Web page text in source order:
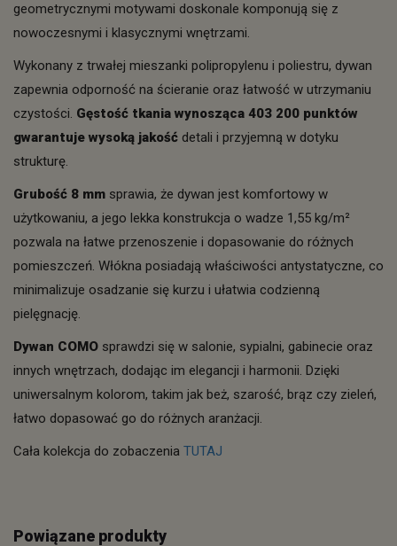
geometrycznymi motywami doskonale komponują się z
nowoczesnymi i klasycznymi wnętrzami.
Wykonany z trwałej mieszanki polipropylenu i poliestru, dywan
zapewnia odporność na ścieranie oraz łatwość w utrzymaniu
czystości. Gęstość tkania wynosząca 403 200 punktów
gwarantuje wysoką jakość detali i przyjemną w dotyku
strukturę.
Grubość 8 mm sprawia, że dywan jest komfortowy w
użytkowaniu, a jego lekka konstrukcja o wadze 1,55 kg/m²
pozwala na łatwe przenoszenie i dopasowanie do różnych
pomieszczeń. Włókna posiadają właściwości antystatyczne, co
minimalizuje osadzanie się kurzu i ułatwia codzienną
pielęgnację.
Dywan COMO sprawdzi się w salonie, sypialni, gabinecie oraz
innych wnętrzach, dodając im elegancji i harmonii. Dzięki
uniwersalnym kolorom, takim jak beż, szarość, brąz czy zieleń,
łatwo dopasować go do różnych aranżacji.
Cała kolekcja do zobaczenia TUTAJ
Powiązane produkty